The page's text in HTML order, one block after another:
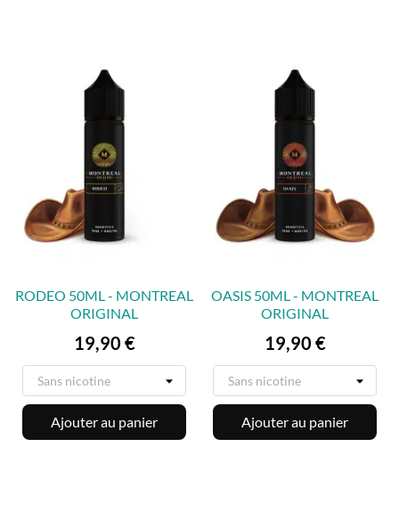
RODEO 50ML - MONTREAL
ORIGINAL
Prix
19,90 €
Ajouter au panier
OASIS 50ML - MONTREAL
ORIGINAL
Prix
19,90 €
Ajouter au panier